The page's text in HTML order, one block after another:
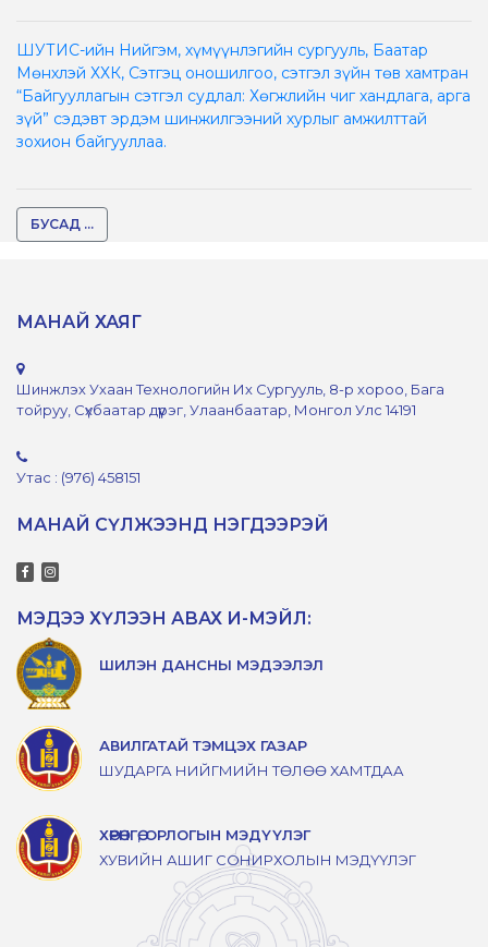
ШУТИС-ийн Нийгэм, хүмүүнлэгийн сургууль, Баатар
Мөнхлэй ХХК, Сэтгэц оношилгоо, сэтгэл зүйн төв хамтран
“Байгууллагын сэтгэл судлал: Хөгжлийн чиг хандлага, арга
зүй” сэдэвт эрдэм шинжилгээний хурлыг амжилттай
зохион байгууллаа.
БУСАД ...
МАНАЙ ХАЯГ
Шинжлэх Ухаан Технологийн Их Сургууль, 8-р хороо, Бага
тойруу, Сүхбаатар дүүрэг, Улаанбаатар, Монгол Улс 14191
Утас : (976) 458151
МАНАЙ СҮЛЖЭЭНД НЭГДЭЭРЭЙ
МЭДЭЭ ХҮЛЭЭН АВАХ И-МЭЙЛ:
ШИЛЭН ДАНСНЫ МЭДЭЭЛЭЛ
АВИЛГАТАЙ ТЭМЦЭХ ГАЗАР
ШУДАРГА НИЙГМИЙН ТӨЛӨӨ ХАМТДАА
ХӨРӨНГӨ, ОРЛОГЫН МЭДҮҮЛЭГ
ХУВИЙН АШИГ СОНИРХОЛЫН МЭДҮҮЛЭГ